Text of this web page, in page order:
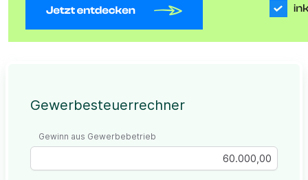
Gewerbesteuerrechner
Gewinn aus Gewerbebetrieb